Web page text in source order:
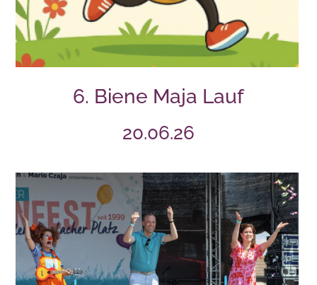
6. Biene Maja Lauf
20.06.26